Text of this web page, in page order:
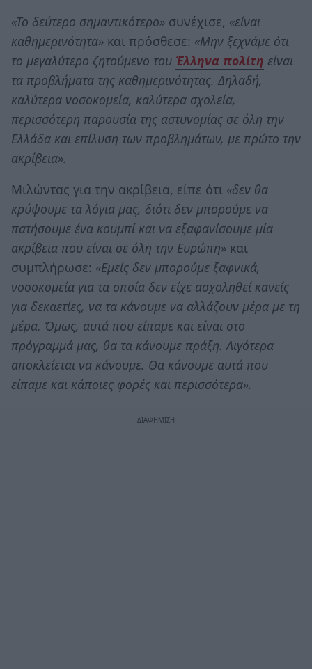
«Το δεύτερο σημαντικότερο» συνέχισε, «είναι
καθημερινότητα» και πρόσθεσε: «Μην ξεχνάμε ότι
το μεγαλύτερο ζητούμενο του Έλληνα πολίτη είναι
τα προβλήματα της καθημερινότητας. Δηλαδή,
καλύτερα νοσοκομεία, καλύτερα σχολεία,
περισσότερη παρουσία της αστυνομίας σε όλη την
Ελλάδα και επίλυση των προβλημάτων, με πρώτο την
ακρίβεια».
Μιλώντας για την ακρίβεια, είπε ότι «δεν θα
κρύψουμε τα λόγια μας, διότι δεν μπορούμε να
πατήσουμε ένα κουμπί και να εξαφανίσουμε μία
ακρίβεια που είναι σε όλη την Ευρώπη» και
συμπλήρωσε: «Εμείς δεν μπορούμε ξαφνικά,
νοσοκομεία για τα οποία δεν είχε ασχοληθεί κανείς
για δεκαετίες, να τα κάνουμε να αλλάζουν μέρα με τη
μέρα. Όμως, αυτά που είπαμε και είναι στο
πρόγραμμά μας, θα τα κάνουμε πράξη. Λιγότερα
αποκλείεται να κάνουμε. Θα κάνουμε αυτά που
είπαμε και κάποιες φορές και περισσότερα».